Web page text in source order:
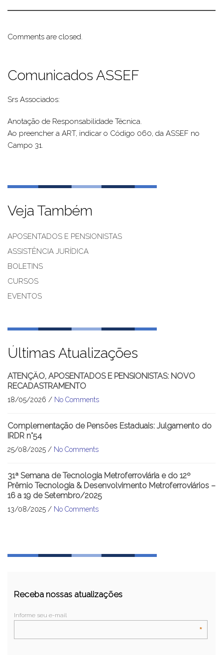
Comments are closed.
Comunicados ASSEF
Srs Associados:
Anotação de Responsabilidade Técnica.
Ao preencher a ART, indicar o Código 060, da ASSEF no
Campo 31.
Veja Também
APOSENTADOS E PENSIONISTAS
ASSISTÊNCIA JURÍDICA
BOLETINS
CURSOS
EVENTOS
Últimas Atualizações
ATENÇÃO, APOSENTADOS E PENSIONISTAS: NOVO
RECADASTRAMENTO
18/05/2026 / No Comments
Complementação de Pensões Estaduais: Julgamento do
IRDR n°54
25/08/2025 / No Comments
31ª Semana de Tecnologia Metroferroviária e do 12º
Prêmio Tecnologia & Desenvolvimento Metroferroviários –
16 a 19 de Setembro/2025
13/08/2025 / No Comments
Receba nossas atualizações
Informe seu e-mail
*